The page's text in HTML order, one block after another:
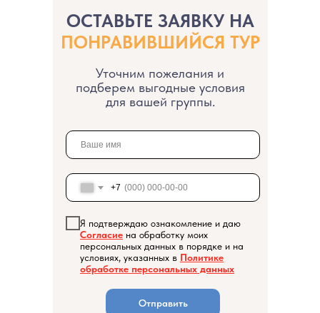
ОСТАВЬТЕ ЗАЯВКУ НА
ПОНРАВИВШИЙСЯ ТУР
Уточним пожелания и
подберем выгодные условия
для вашей группы.
+7
Я подтверждаю ознакомление и даю
Согласие на обработку моих
персональных данных в порядке и на
условиях, указанных в Политике
обработке персональных данных
Отправить
О компании
Акции
Контакты